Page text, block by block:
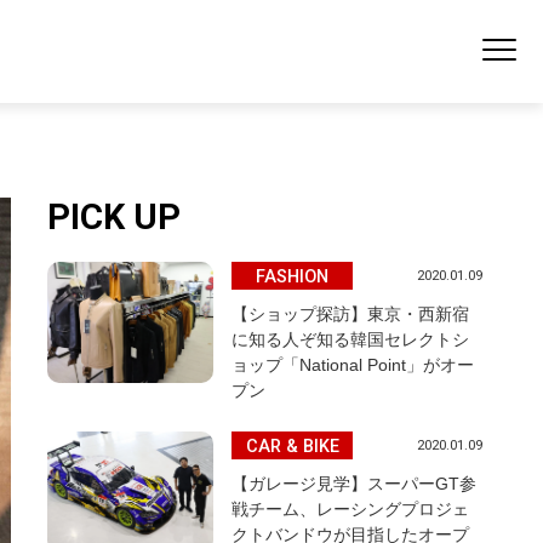
PICK UP
FASHION 2020.01.09
【ショップ探訪】東京・西新宿
に知る人ぞ知る韓国セレクトシ
ョップ「National Point」がオー
プン
CAR & BIKE 2020.01.09
【ガレージ見学】スーパーGT参
戦チーム、レーシングプロジェ
クトバンドウが目指したオープ